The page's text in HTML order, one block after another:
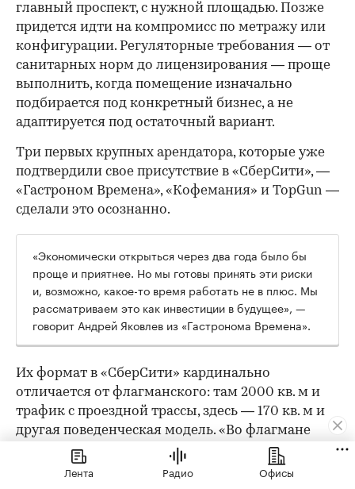
главный проспект, с нужной площадью. Позже
придется идти на компромисс по метражу или
конфигурации. Регуляторные требования — от
санитарных норм до лицензирования — проще
выполнить, когда помещение изначально
подбирается под конкретный бизнес, а не
адаптируется под остаточный вариант.
Три первых крупных арендатора, которые уже
подтвердили свое присутствие в «СберСити», —
«Гастроном Времена», «Кофемания» и TopGun —
сделали это осознанно.
«Экономически открыться через два года было бы
проще и приятнее. Но мы готовы принять эти риски
и, возможно, какое-то время работать не в плюс. Мы
рассматриваем это как инвестиции в будущее», —
говорит Андрей Яковлев из «Гастронома Времена».
Их формат в «СберСити» кардинально
отличается от флагманского: там 2000 кв. м и
трафик с проездной трассы, здесь — 170 кв. м и
другая поведенческая модель. «Во флагмане
люди специально едут за большой корзиной.
Тут — докупить хлеб или молоко по пути с
Лента Радио Офисы